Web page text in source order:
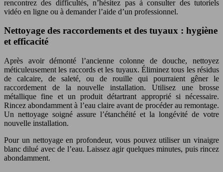
rencontrez des difficultés, n’hésitez pas à consulter des tutoriels
vidéo en ligne ou à demander l’aide d’un professionnel.
Nettoyage des raccordements et des tuyaux : hygiène
et efficacité
Après avoir démonté l’ancienne colonne de douche, nettoyez
méticuleusement les raccords et les tuyaux. Éliminez tous les résidus
de calcaire, de saleté, ou de rouille qui pourraient gêner le
raccordement de la nouvelle installation. Utilisez une brosse
métallique fine et un produit détartrant approprié si nécessaire.
Rincez abondamment à l’eau claire avant de procéder au remontage.
Un nettoyage soigné assure l’étanchéité et la longévité de votre
nouvelle installation.
Pour un nettoyage en profondeur, vous pouvez utiliser un vinaigre
blanc dilué avec de l’eau. Laissez agir quelques minutes, puis rincez
abondamment.